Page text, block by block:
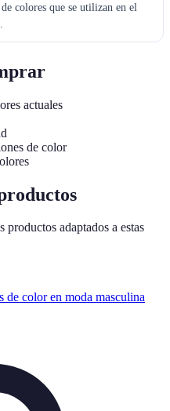
colores que se utilizan en el
actuales
de color
adaptados a estas
de color en moda masculina